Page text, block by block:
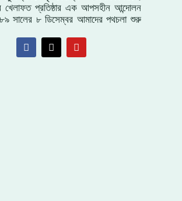
খেলাফত প্রতিষ্ঠার এক আপসহীন আন্দোলন
সালের ৮ ডিসেম্বর আমাদের পথচলা শুরু